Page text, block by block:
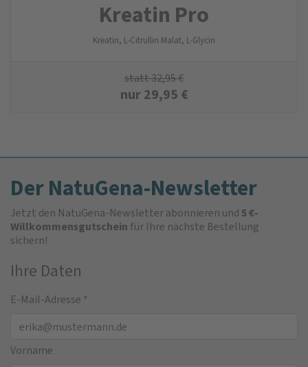
Kreatin Pro
Kreatin, L-Citrullin Malat, L-Glycin
statt32,95€
nur29,95 €
Der NatuGena-Newsletter
Jetzt den NatuGena-Newsletter abonnieren und5 €-
Willkommensgutschein für Ihre nächste Bestellung
sichern!
Ihre Daten
E-Mail-Adresse *
Vorname